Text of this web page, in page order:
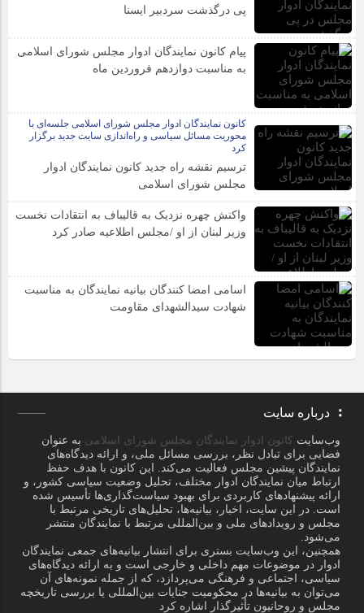
پی درگذشت سردبیر ایسنا
پیام کانون نمایندگان ادوار مجلس شورای اسلامی
به مناسبت دوازدهم فروردین ماه
کانون نمایندگان ادوار مجلس شورای اسلامی جلسه‌ای با
محوریت مسائل سیاسی و راه‌اندازی سایت جدید برگزار
کرد
ترسیم نقشه راه جدید کانون نمایندگان ادوار
مجلس شورای اسلامی
واکنش چهره نزدیک به قالیباف به انتقادات نخست
وزیر لبنان از او /مجلس اطلاعیه صادر کرد
اسامی امضا کنندگان بیانیه نمایندگان به مناسبت
شهادت سیدالشهدای مقاومت
درباره سایت
وب‌سایت کانون ادوار نمایندگان مجلس شورای اسلامی به عنوان
فضایی برای تبادل نظر، بررسی مسائل ملی، و ارائه دیدگاه‌های
نمایندگان پیشین مجلس فعالیت می‌کند. این کانون با هدف حفظ
ارتباط میان نمایندگان ادوار مختلف، تحلیل وضعیت سیاسی کشور، و
ارائه پیشنهادهای کاربردی برای بهبود سیاست‌گذاری‌ها تأسیس شده
است. در این سایت، اخبار، بیانیه‌ها، تحلیل‌های تاریخی مرتبط با
مجلس و رویدادهای ملی و بین‌المللی مرتبط با نمایندگان منتشر
می‌شود.
همچنین، این وب‌سایت بستری برای انتشار بیانیه‌های جمعی نمایندگان
ادوار در موضوعات مهم داخلی و خارجی است و به ارائه دیدگاه‌های
سیاسی، اجتماعی و فرهنگی می‌پردازد، که از جمله نمونه‌های آن
می‌توان به بیانیه‌ها در محکومیت جنایات بین‌المللی یا بررسی تاریخچه
مجلس و روحانیون تأثیرگذار اشاره کرد